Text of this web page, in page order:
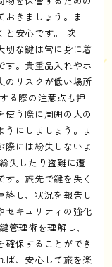
おきましょう。ま
と安心です。 次
切な鍵は常に身に着
す。貴重品入れやホ
のリスクが低い場所
る際の注意点も押
使う際に周囲の人の
うにしましょう。ま
際には紛失しないよ
失したり盗難に遭
。旅先で鍵を失く
絡し、状況を報告し
セキュリティの強化
管理術を理解し、
保することができ
ば、安心して旅を楽